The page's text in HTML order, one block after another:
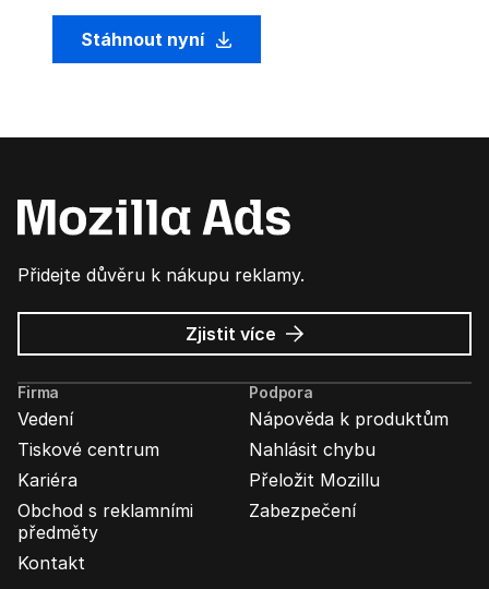
Stáhnout nyní
Přidejte důvěru k nákupu reklamy.
Zjistit více o
Mozilla
Ads
Firma
Vedení
Tiskové centrum
Kariéra
Obchod s reklamními
předměty
Kontakt
Podpora
Nápověda k produktům
Nahlásit chybu
Přeložit Mozillu
Zabezpečení